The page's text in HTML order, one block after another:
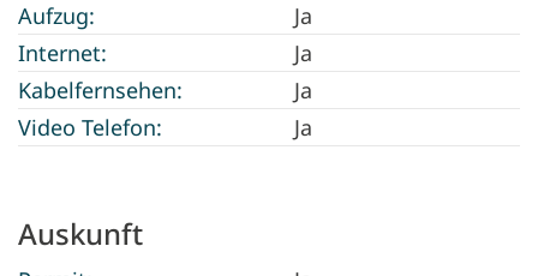
Aufzug:
Ja
Internet:
Ja
Kabelfernsehen:
Ja
Video Telefon:
Ja
Auskunft